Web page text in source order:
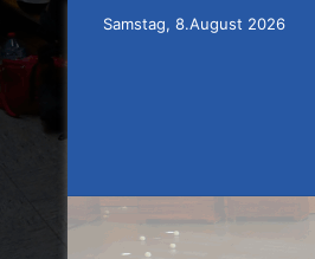
Samstag, 8.August 2026